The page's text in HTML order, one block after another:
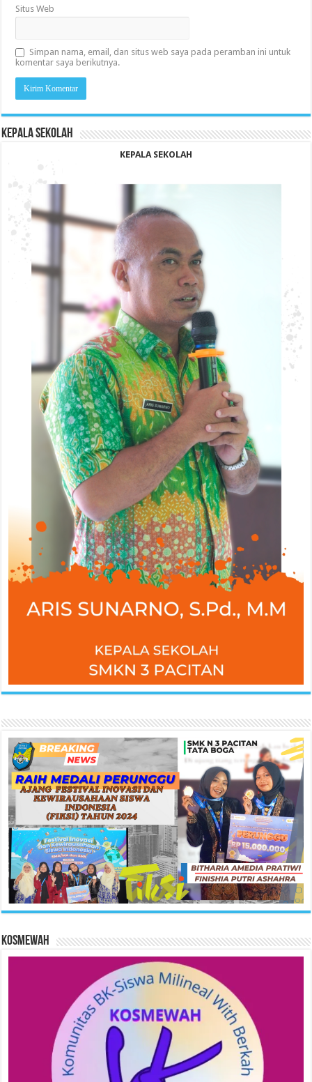
Situs Web
Simpan nama, email, dan situs web saya pada peramban ini untuk
komentar saya berikutnya.
KEPALA SEKOLAH
KEPALA SEKOLAH
KOSMEWAH